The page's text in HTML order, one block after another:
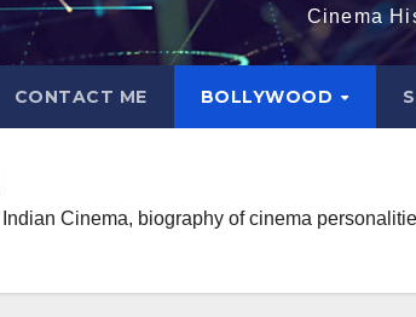
Cinema
CONTACT ME BOLLYWOOD
Cinema, biography of cinema